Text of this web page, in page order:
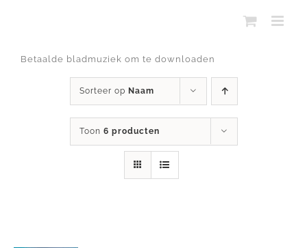
Betaalde bladmuziek om te downloaden
Sorteer op Naam
Toon 6 producten